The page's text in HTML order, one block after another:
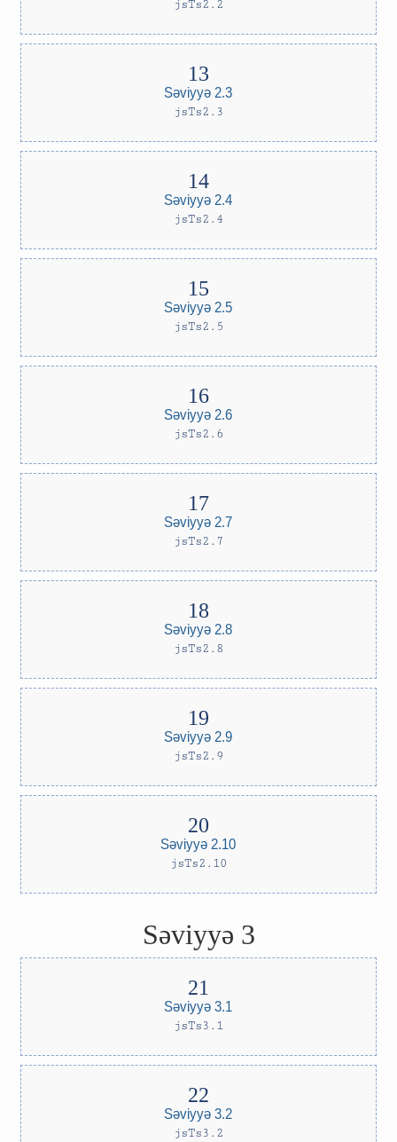
jsTs2.2
Səviyyə 2.3
jsTs2.3
Səviyyə 2.4
jsTs2.4
Səviyyə 2.5
jsTs2.5
Səviyyə 2.6
jsTs2.6
Səviyyə 2.7
jsTs2.7
Səviyyə 2.8
jsTs2.8
Səviyyə 2.9
jsTs2.9
Səviyyə 2.10
jsTs2.10
Səviyyə 3
Səviyyə 3.1
jsTs3.1
Səviyyə 3.2
jsTs3.2